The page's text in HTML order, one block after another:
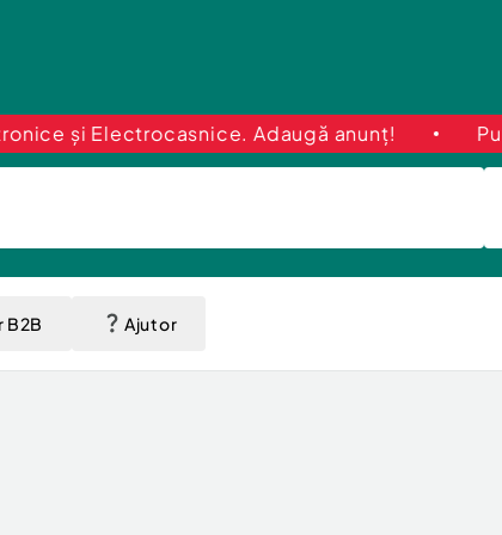
Adaugă anunț! Publică GRATUIT în
B2B Ajutor